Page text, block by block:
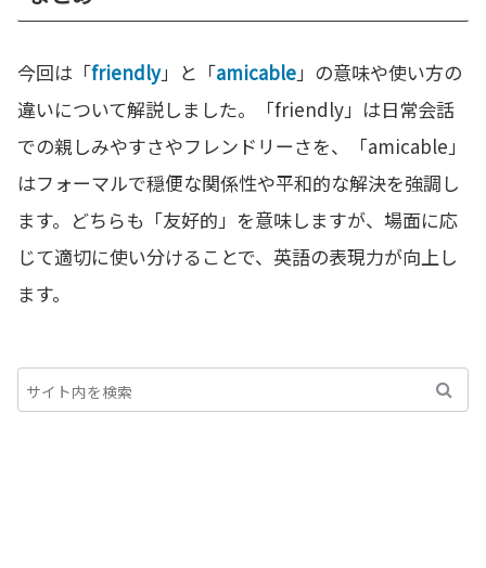
今回は「friendly」と「amicable」の意味や使い方の
違いについて解説しました。「friendly」は日常会話
での親しみやすさやフレンドリーさを、「amicable」
はフォーマルで穏便な関係性や平和的な解決を強調し
ます。どちらも「友好的」を意味しますが、場面に応
じて適切に使い分けることで、英語の表現力が向上し
ます。